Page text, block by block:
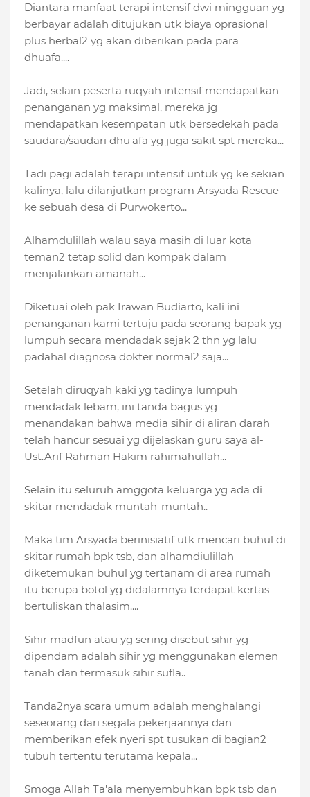
Diantara manfaat terapi intensif dwi mingguan yg
berbayar adalah ditujukan utk biaya oprasional
plus herbal2 yg akan diberikan pada para
dhuafa....
Jadi, selain peserta ruqyah intensif mendapatkan
penanganan yg maksimal, mereka jg
mendapatkan kesempatan utk bersedekah pada
saudara/saudari dhu'afa yg juga sakit spt mereka...
Tadi pagi adalah terapi intensif untuk yg ke sekian
kalinya, lalu dilanjutkan program Arsyada Rescue
ke sebuah desa di Purwokerto...
Alhamdulillah walau saya masih di luar kota
teman2 tetap solid dan kompak dalam
menjalankan amanah...
Diketuai oleh pak Irawan Budiarto, kali ini
penanganan kami tertuju pada seorang bapak yg
lumpuh secara mendadak sejak 2 thn yg lalu
padahal diagnosa dokter normal2 saja...
Setelah diruqyah kaki yg tadinya lumpuh
mendadak lebam, ini tanda bagus yg
menandakan bahwa media sihir di aliran darah
telah hancur sesuai yg dijelaskan guru saya al-
Ust.Arif Rahman Hakim rahimahullah...
Selain itu seluruh amggota keluarga yg ada di
skitar mendadak muntah-muntah..
Maka tim Arsyada berinisiatif utk mencari buhul di
skitar rumah bpk tsb, dan alhamdiulillah
diketemukan buhul yg tertanam di area rumah
itu berupa botol yg didalamnya terdapat kertas
bertuliskan thalasim....
Sihir madfun atau yg sering disebut sihir yg
dipendam adalah sihir yg menggunakan elemen
tanah dan termasuk sihir sufla..
Tanda2nya scara umum adalah menghalangi
seseorang dari segala pekerjaannya dan
memberikan efek nyeri spt tusukan di bagian2
tubuh tertentu terutama kepala...
Smoga Allah Ta'ala menyembuhkan bpk tsb dan